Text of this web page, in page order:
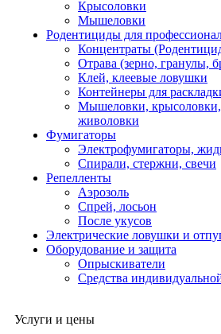
Крысоловки
Мышеловки
Родентициды для
Концентраты
Отрава (зерно, гранулы,
Клей, клеевые ловушки
Контейнеры для
Мышеловки, крысоловки,
живоловки
Фумигаторы
Электрофумигаторы,
Спирали, стержни, свечи
Репелленты
Аэрозоль
Спрей, лосьон
После укусов
Электрические ловушки и
Оборудование и защита
Опрыскиватели
Средства
Услуги и цены